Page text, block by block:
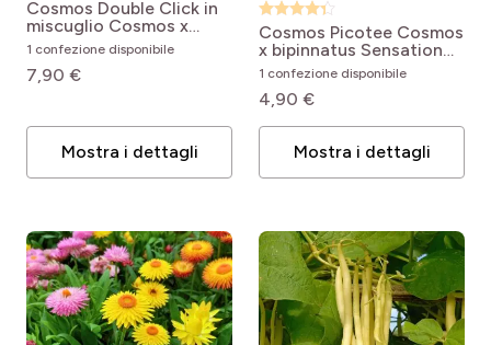
Cosmos Double Click in
miscuglio Cosmos x
bipinnatus Cosmos
Double Click Mixed
1 confezione disponibile
7,90 €
Mostra i dettagli
Cosmos Picotee Cosmos
x bipinnatus Sensation
Picotee
1 confezione disponibile
4,90 €
Mostra i dettagli